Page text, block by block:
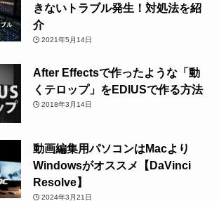
きないトラブル発生！対処法を紹
介
2021年5月14日
After Effectsで作ったような「動
くテロップ」をEDIUSで作る方法
2018年3月14日
動画編集用パソコンはMacより
Windowsがオススメ【DaVinci
Resolve】
2024年3月21日